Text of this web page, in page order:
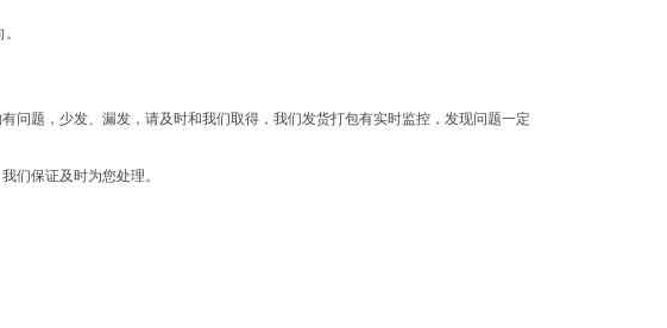
问题，少发、漏发，请及时和我们取得，我们发货打包有实时监控，发现问题一定
们保证及时为您处理。